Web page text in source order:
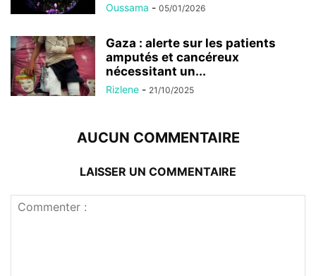
Oussama - 05/01/2026
Gaza : alerte sur les patients
amputés et cancéreux
nécessitant un...
Rizlene - 21/10/2025
AUCUN COMMENTAIRE
LAISSER UN COMMENTAIRE